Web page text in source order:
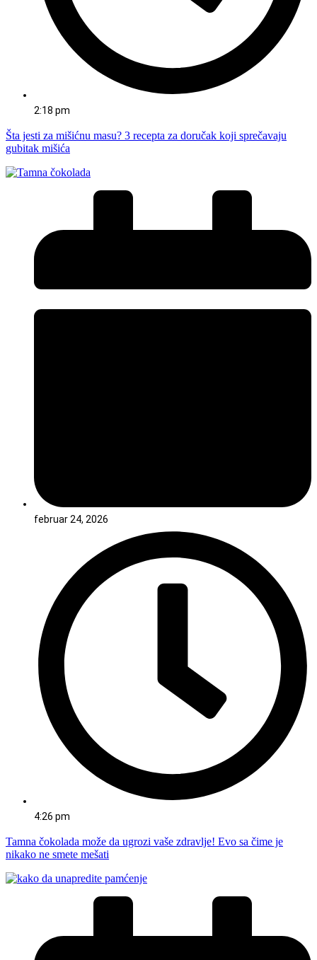
2:18 pm
Šta jesti za mišićnu masu? 3 recepta za doručak koji sprečavaju
gubitak mišića
februar 24, 2026
4:26 pm
Tamna čokolada može da ugrozi vaše zdravlje! Evo sa čime je
nikako ne smete mešati